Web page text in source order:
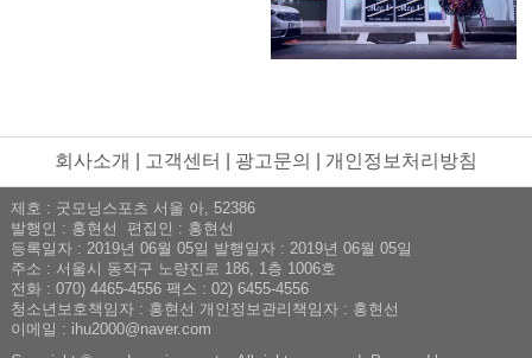
회사소개 고객센터 광고문의 개인정보처리방침
제호 : 굿모닝스포츠 서울 아, 52386
발행인 : 홍현선 편집인 : 홍현선
등록일자 : 2019년 06월 05일 발행일자 : 2019년 06월 05일
주소 : 서울시 동작구 노량진로 186, 1층 1006호
전화 : 070) 4465-4556 팩스 : 02) 6455-4556
청소년보호책임자 : 홍현선 개인정보관리책임자 : 홍현선
이메일 : ihu2000@naver.com